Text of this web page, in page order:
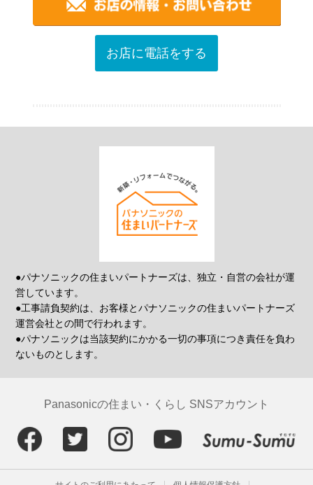
お店に電話をする
●パナソニックの住まいパートナーズは、独立・自営の会社が運
営しています。
●工事請負契約は、お客様とパナソニックの住まいパートナーズ
運営会社との間で行われます。
●パナソニックは当該契約にかかる一切の事項につき責任を負わ
ないものとします。
Panasonicの住まい・くらし SNSアカウント